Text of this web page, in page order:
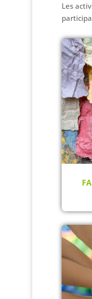
Les